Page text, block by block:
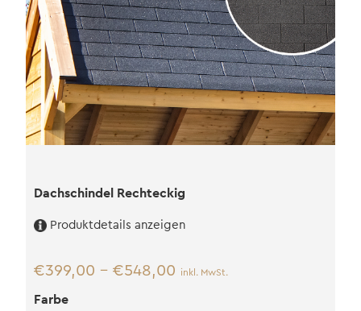
Dachschindel Rechteckig
Produktdetails anzeigen
€399,00 – €548,00 inkl. MwSt.
Farbe